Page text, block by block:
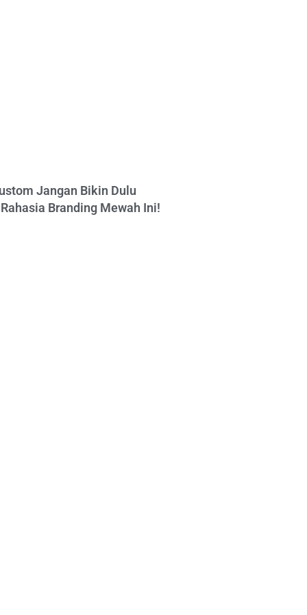
Jangan Bikin Dulu
Branding Mewah Ini!